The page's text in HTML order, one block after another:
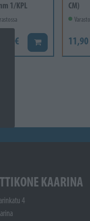
1/KPL
€ Lisää koriin
CM)
11,90
KAARINA
4